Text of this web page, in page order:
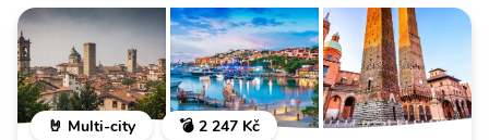
🤘 Multi-city 💣 2 247 Kč